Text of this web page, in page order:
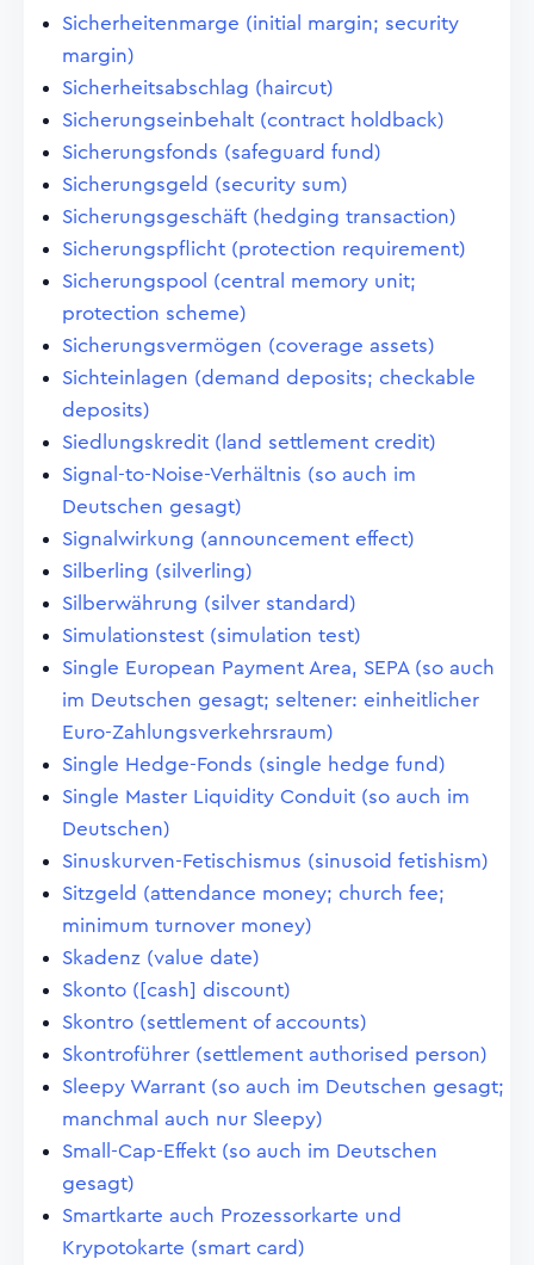
Sicherheitenmarge (initial margin; security
margin)
Sicherheitsabschlag (haircut)
Sicherungseinbehalt (contract holdback)
Sicherungsfonds (safeguard fund)
Sicherungsgeld (security sum)
Sicherungsgeschäft (hedging transaction)
Sicherungspflicht (protection requirement)
Sicherungspool (central memory unit;
protection scheme)
Sicherungsvermögen (coverage assets)
Sichteinlagen (demand deposits; checkable
deposits)
Siedlungskredit (land settlement credit)
Signal-to-Noise-Verhältnis (so auch im
Deutschen gesagt)
Signalwirkung (announcement effect)
Silberling (silverling)
Silberwährung (silver standard)
Simulationstest (simulation test)
Single European Payment Area, SEPA (so auch
im Deutschen gesagt; seltener: einheitlicher
Euro-Zahlungsverkehrsraum)
Single Hedge-Fonds (single hedge fund)
Single Master Liquidity Conduit (so auch im
Deutschen)
Sinuskurven-Fetischismus (sinusoid fetishism)
Sitzgeld (attendance money; church fee;
minimum turnover money)
Skadenz (value date)
Skonto ([cash] discount)
Skontro (settlement of accounts)
Skontroführer (settlement authorised person)
Sleepy Warrant (so auch im Deutschen gesagt;
manchmal auch nur Sleepy)
Small-Cap-Effekt (so auch im Deutschen
gesagt)
Smartkarte auch Prozessorkarte und
Krypotokarte (smart card)